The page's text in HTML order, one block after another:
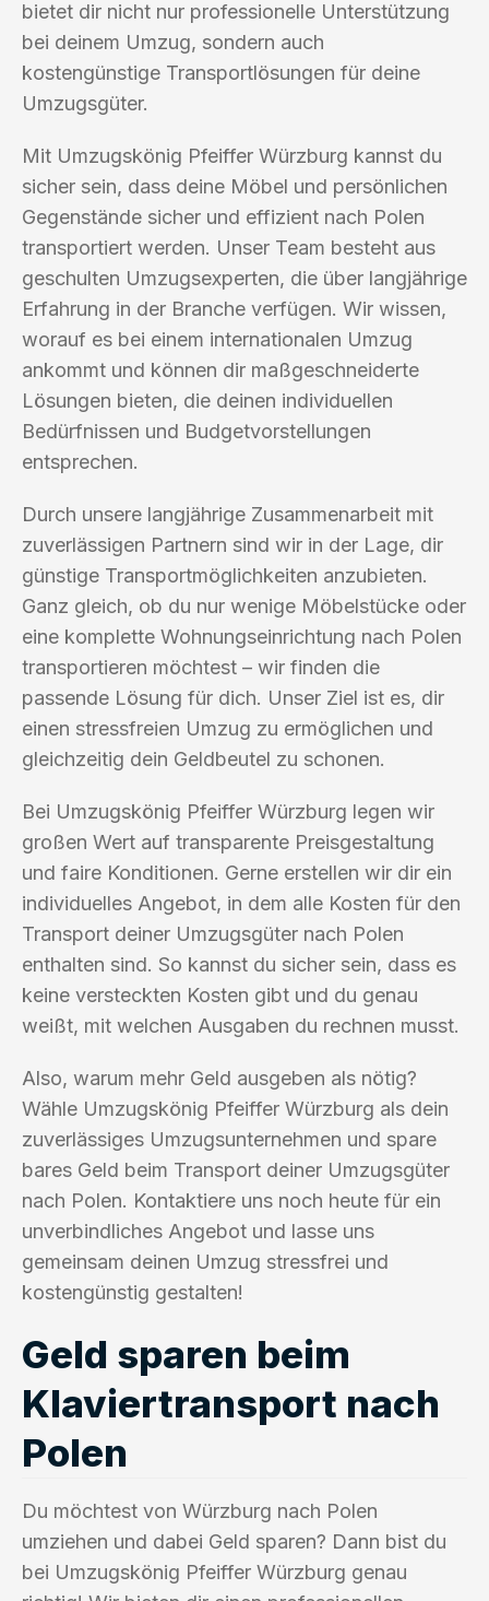
bietet dir nicht nur professionelle Unterstützung
bei deinem Umzug, sondern auch
kostengünstige Transportlösungen für deine
Umzugsgüter.
Mit Umzugskönig Pfeiffer Würzburg kannst du
sicher sein, dass deine Möbel und persönlichen
Gegenstände sicher und effizient nach Polen
transportiert werden. Unser Team besteht aus
geschulten Umzugsexperten, die über langjährige
Erfahrung in der Branche verfügen. Wir wissen,
worauf es bei einem internationalen Umzug
ankommt und können dir maßgeschneiderte
Lösungen bieten, die deinen individuellen
Bedürfnissen und Budgetvorstellungen
entsprechen.
Durch unsere langjährige Zusammenarbeit mit
zuverlässigen Partnern sind wir in der Lage, dir
günstige Transportmöglichkeiten anzubieten.
Ganz gleich, ob du nur wenige Möbelstücke oder
eine komplette Wohnungseinrichtung nach Polen
transportieren möchtest – wir finden die
passende Lösung für dich. Unser Ziel ist es, dir
einen stressfreien Umzug zu ermöglichen und
gleichzeitig dein Geldbeutel zu schonen.
Bei Umzugskönig Pfeiffer Würzburg legen wir
großen Wert auf transparente Preisgestaltung
und faire Konditionen. Gerne erstellen wir dir ein
individuelles Angebot, in dem alle Kosten für den
Transport deiner Umzugsgüter nach Polen
enthalten sind. So kannst du sicher sein, dass es
keine versteckten Kosten gibt und du genau
weißt, mit welchen Ausgaben du rechnen musst.
Also, warum mehr Geld ausgeben als nötig?
Wähle Umzugskönig Pfeiffer Würzburg als dein
zuverlässiges Umzugsunternehmen und spare
bares Geld beim Transport deiner Umzugsgüter
nach Polen. Kontaktiere uns noch heute für ein
unverbindliches Angebot und lasse uns
gemeinsam deinen Umzug stressfrei und
kostengünstig gestalten!
Geld sparen beim
Klaviertransport nach
Polen
Du möchtest von Würzburg nach Polen
umziehen und dabei Geld sparen? Dann bist du
bei Umzugskönig Pfeiffer Würzburg genau